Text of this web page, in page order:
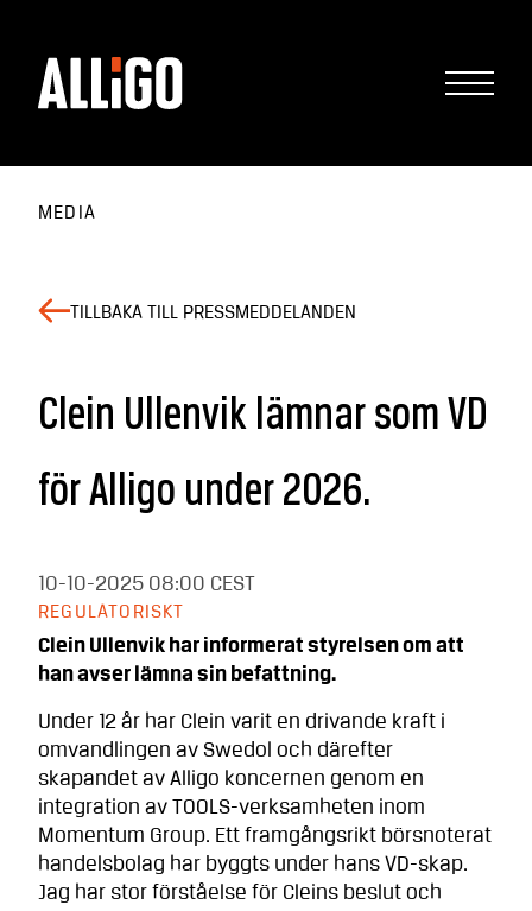
MEDIA
TILLBAKA TILL PRESSMEDDELANDEN
Clein Ullenvik lämnar som VD
för Alligo under 2026.
10-10-2025 08:00 CEST
REGULATORISKT
Clein Ullenvik har informerat styrelsen om att
han avser lämna sin befattning.
Under 12 år har Clein varit en drivande kraft i
omvandlingen av Swedol och därefter
skapandet av Alligo koncernen genom en
integration av TOOLS-verksamheten inom
Momentum Group. Ett framgångsrikt börsnoterat
handelsbolag har byggts under hans VD-skap.
Jag har stor förståelse för Cleins beslut och